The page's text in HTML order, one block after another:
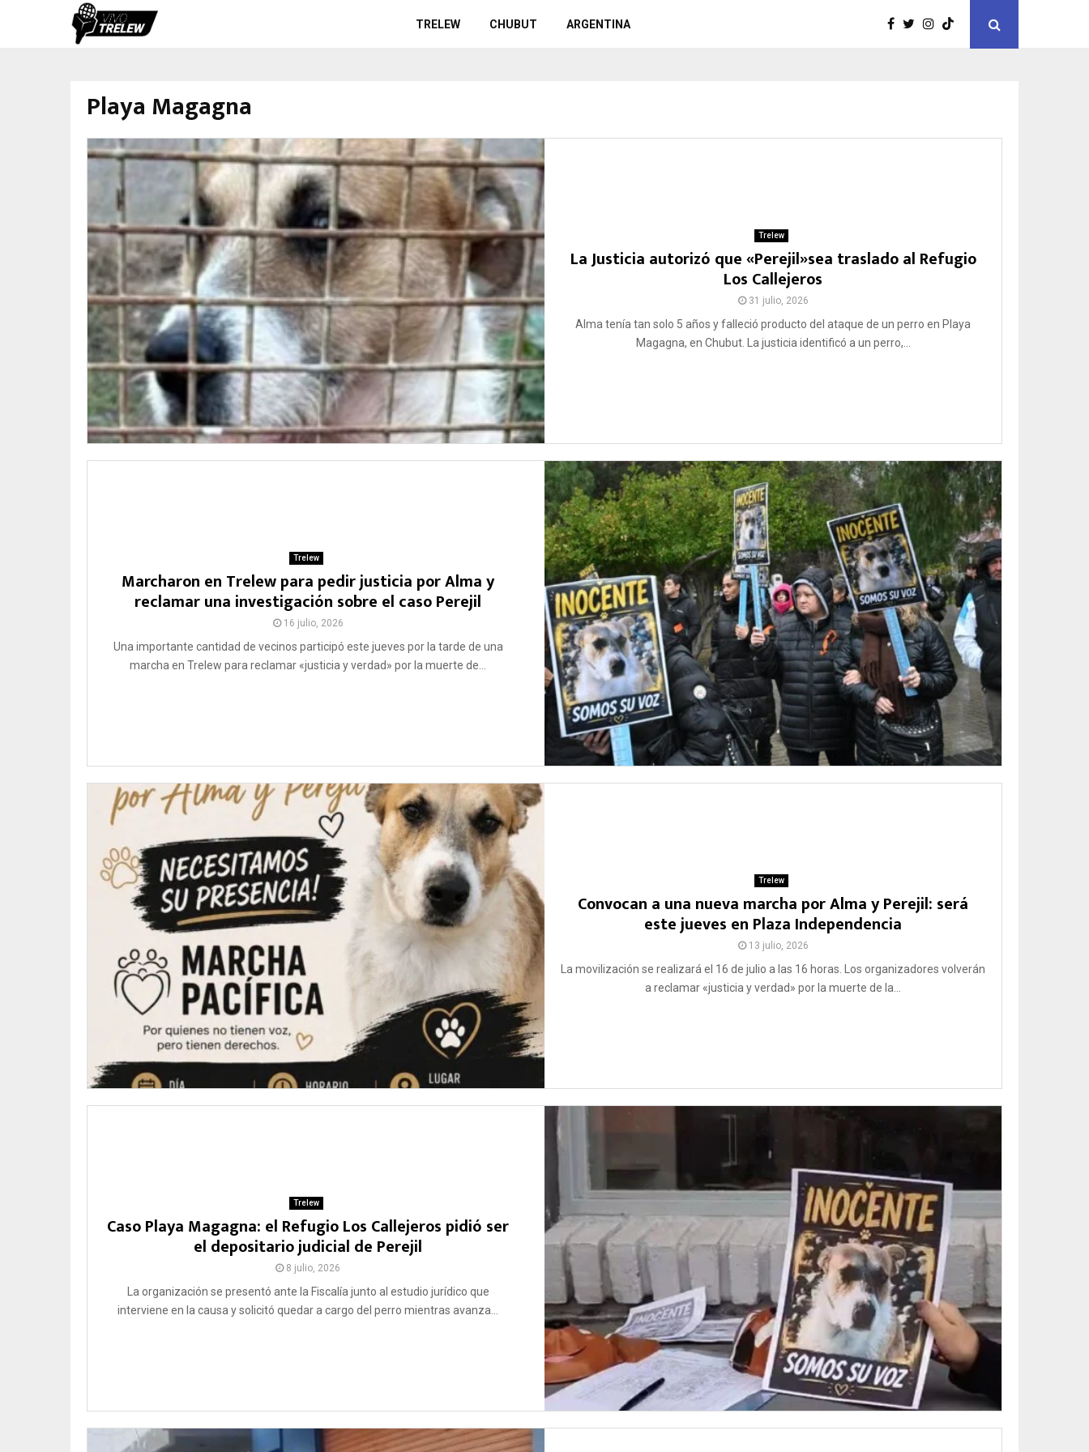
TRELEW CHUBUT ARGENTINA
Playa Magagna
Trelew
La Justicia autorizó que «Perejil»sea traslado al Refugio
Los Callejeros
31 julio, 2026
Alma tenía tan solo 5 años y falleció producto del ataque de un perro en Playa
Magagna, en Chubut. La justicia identificó a un perro,...
Trelew
Marcharon en Trelew para pedir justicia por Alma y
reclamar una investigación sobre el caso Perejil
16 julio, 2026
Una importante cantidad de vecinos participó este jueves por la tarde de una
marcha en Trelew para reclamar «justicia y verdad» por la muerte de...
Trelew
Convocan a una nueva marcha por Alma y Perejil: será
este jueves en Plaza Independencia
13 julio, 2026
La movilización se realizará el 16 de julio a las 16 horas. Los organizadores volverán
a reclamar «justicia y verdad» por la muerte de la...
Trelew
Caso Playa Magagna: el Refugio Los Callejeros pidió ser
el depositario judicial de Perejil
8 julio, 2026
La organización se presentó ante la Fiscalía junto al estudio jurídico que
interviene en la causa y solicitó quedar a cargo del perro mientras avanza...